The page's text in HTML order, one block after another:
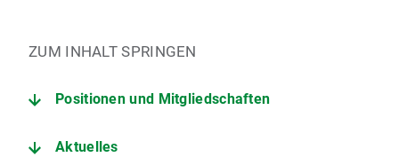
ZUM INHALT SPRINGEN
Positionen und Mitgliedschaften
Aktuelles